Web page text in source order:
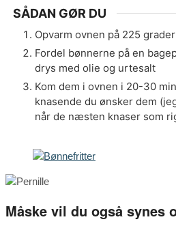
SÅDAN GØR DU
Opvarm ovnen på 225 grader
Fordel bønnerne på en
drys med olie og urtesalt
Kom dem i ovnen i 20-30
knasende du ønsker dem
når de næsten knaser som
Måske vil du også synes